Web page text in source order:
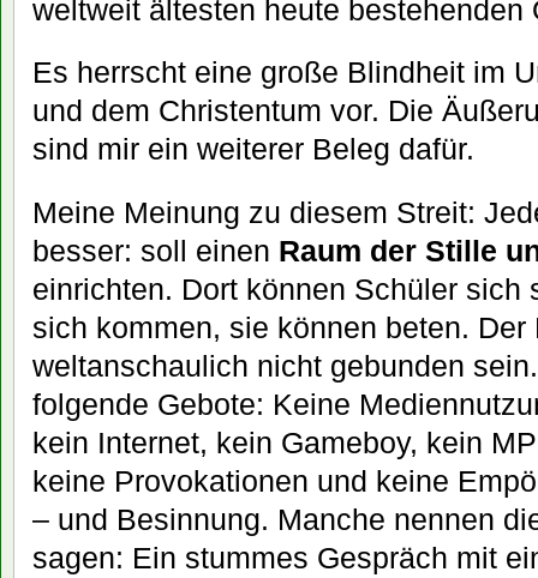
weltweit ältesten heute bestehenden
Es herrscht eine große Blindheit im
und dem Christentum vor. Die
sind mir ein weiterer Beleg dafür.
Meine Meinung zu diesem Streit:
besser: soll einen Raum der Stille
einrichten. Dort können Schüler sich
sich kommen, sie können beten.
weltanschaulich nicht gebunden
folgende Gebote: Keine
kein Internet, kein Gameboy, kein
keine Provokationen und keine
– und Besinnung. Manche nennen
sagen: Ein stummes Gespräch mit